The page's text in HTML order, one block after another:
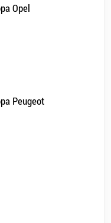
Opel
Peugeot